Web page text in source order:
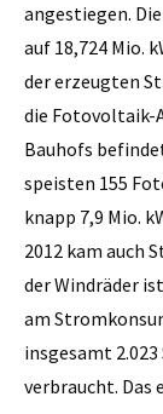
angestiegen.
auf 18,724 Mio.
der erzeugten
die Fotovoltaik-
Bauhofs
speisten 155
knapp 7,9 Mio.
2012 kam auch
der Windräder
am
insgesamt
verbraucht. Das